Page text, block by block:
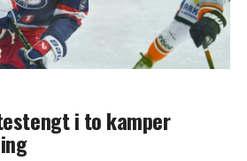
i to kamper